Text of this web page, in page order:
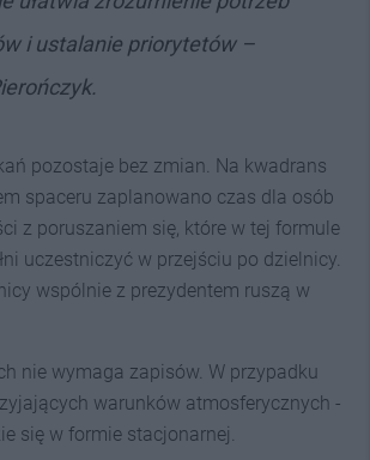
i ustalanie priorytetów –
pozostaje bez zmian. Na kwadrans
spaceru zaplanowano czas dla osób
z poruszaniem się, które w tej formule
uczestniczyć w przejściu po dzielnicy.
wspólnie z prezydentem ruszą w
nie wymaga zapisów. W przypadku
warunków atmosferycznych -
się w formie stacjonarnej.